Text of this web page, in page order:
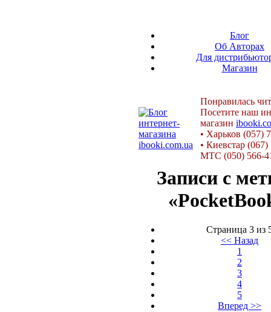
Блог
Об Авторах
Для
Магазин
Понравилась
Посетите наш
магазин
• Харьков (057)
• Киевстар (067)
МТС (050) 566-
Записи с
Страница 3 из
<< Назад
1
2
3
4
5
Вперед >>